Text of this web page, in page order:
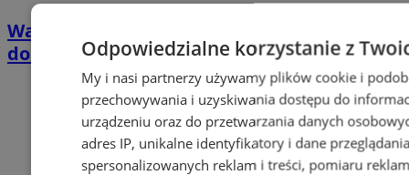
Wakacyjny wypoczynek nad Bałtykiem w
domkach Szmaragdowe Morze
Odpowiedzialne korzystanie z
My i nasi partnerzy używamy plików cookie i
przechowywania i uzyskiwania dostępu do
urządzeniu oraz do przetwarzania danych
adres IP, unikalne identyfikatory i dane
spersonalizowanych reklam i treści, pomiaru